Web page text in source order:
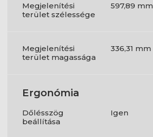
Megjelenítési
terület szélessége
597,89 mm
Megjelenítési
terület magassága
336,31 mm
Ergonómia
Dőlésszög
beállítása
Igen